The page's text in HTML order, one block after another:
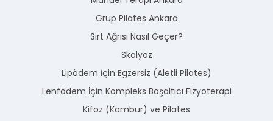
Grup Pilates Ankara
Sırt Ağrısı Nasıl Geçer?
Skolyoz
Lipödem İçin Egzersiz (Aletli Pilates)
Lenfödem İçin Kompleks Boşaltıcı Fizyoterapi
Kifoz (Kambur) ve Pilates